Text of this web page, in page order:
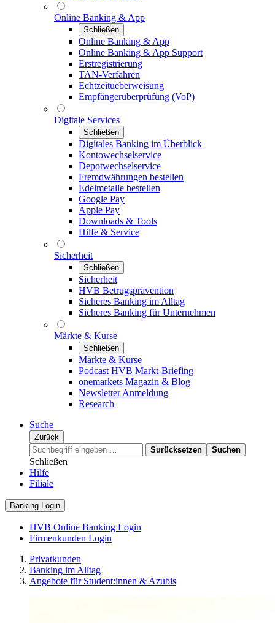
Online Banking & App
Schließen
Online Banking & App
Online Banking & App Support
Erstregistrierung
TAN-Verfahren
Echtzeitueberweisung
Empfängerüberprüfung (VoP)
Digitale Services
Schließen
Digitales Banking im Überblick
Kontowechselservice
Depotwechselservice
Fremdwährungen bestellen
Edelmetalle bestellen
Google Pay
Apple Pay
Downloads & Tools
Hilfe & Service
Sicherheit
Schließen
Sicherheit
HVB Betrugsprävention
Sicheres Banking im Alltag
Sicheres Banking für Unternehmen
Märkte & Kurse
Schließen
Märkte & Kurse
Podcast HVB Markt-Briefing
onemarkets Magazin & Blog
Newsletter Anmeldung
Research
Suche
Zurück
Surücksetzen
Suchen
Schließen
Hilfe
Filiale
Banking Login
HVB Online Banking Login
Firmenkunden Login
Privatkunden
Banking im Alltag
Angebote für Student:innen & Azubis